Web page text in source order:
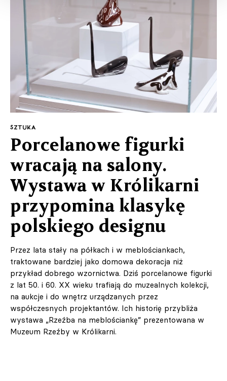
SZTUKA
Porcelanowe figurki
wracają na salony.
Wystawa w Królikarni
przypomina klasykę
polskiego designu
Przez lata stały na półkach i w meblościankach,
traktowane bardziej jako domowa dekoracja niż
przykład dobrego wzornictwa. Dziś porcelanowe figurki
z lat 50. i 60. XX wieku trafiają do muzealnych kolekcji,
na aukcje i do wnętrz urządzanych przez
współczesnych projektantów. Ich historię przybliża
wystawa „Rzeźba na meblościankę” prezentowana w
Muzeum Rzeźby w Królikarni.